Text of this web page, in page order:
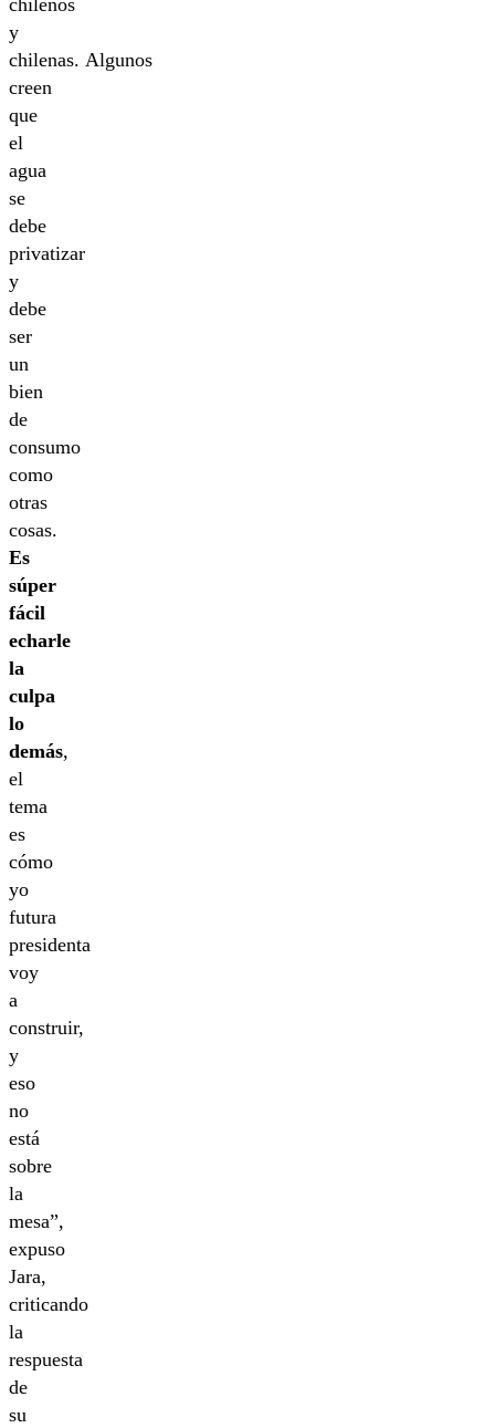
chilenos
y
chilenas. Algunos
creen
que
el
agua
se
debe
privatizar
y
debe
ser
un
bien
de
consumo
como
otras
cosas.
Es
súper
fácil
echarle
la
culpa
lo
demás,
el
tema
es
cómo
yo
futura
presidenta
voy
a
construir,
y
eso
no
está
sobre
la
mesa”,
expuso
Jara,
criticando
la
respuesta
de
su